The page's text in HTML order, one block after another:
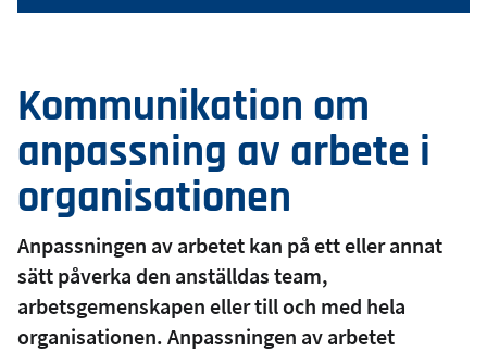
Kommunikation om
anpassning av arbete i
organisationen
Anpassningen av arbetet kan på ett eller annat
sätt påverka den anställdas team,
arbetsgemenskapen eller till och med hela
organisationen. Anpassningen av arbetet